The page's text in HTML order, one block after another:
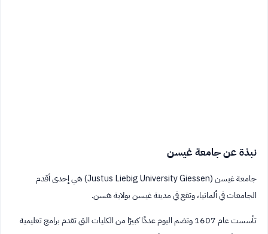
نبذة عن جامعة غيسن
جامعة غيسن (Justus Liebig University Giessen) هي إحدى أقدم
الجامعات في ألمانيا، وتقع في مدينة غيسن بولاية هسن.
تأسست عام 1607 وتضم اليوم عددًا كبيرًا من الكليات التي تقدم برامج تعليمية